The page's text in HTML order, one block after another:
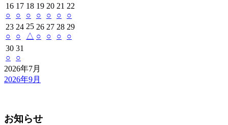
16
○
17
○
18
○
19
○
20
○
21
○
22
○
23
○
24
○
25
△
26
○
27
○
28
○
29
○
30
○
31
○
2026年7月
2026年9月
お知らせ